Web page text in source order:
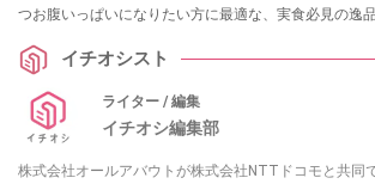
つお腹いっぱいになりたい方に最適な、実食必見の逸品
イチオシスト
ライター / 編集
イチオシ編集部
株式会社オールアバウトが株式会社NTTドコモと共同